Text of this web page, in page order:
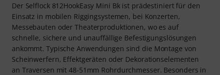
Der Selflock 812HookEasy Mini Bk ist prädestiniert für den
Einsatz in mobilen Riggingsystemen, bei Konzerten,
Messebauten oder Theaterproduktionen, wo es auf
schnelle, sichere und unauffällige Befestigungslösungen
ankommt. Typische Anwendungen sind die Montage von
Scheinwerfern, Effektgeräten oder Dekorationselementen
an Traversen mit 48-51mm Rohrdurchmesser. Besonders in